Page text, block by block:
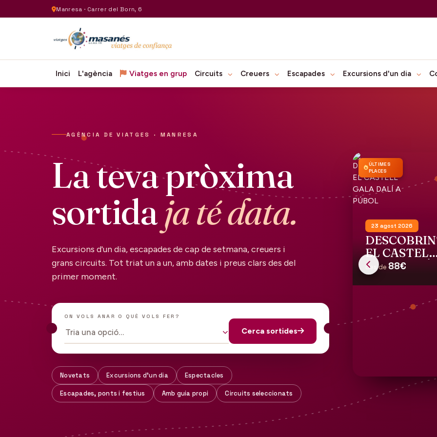
Manresa · Carrer del Born, 6
Inici L'agència Viatges en grup Circuits Creuers Escapades Excursions d'un dia
AGÈNCIA DE VIATGES · MANRESA
La teva pròxima
sortidaja té data.
Excursions d'un dia, escapades de cap de setmana, creuers i
grans circuits. Tot triat un a un, amb dates i preus clars des del
primer moment.
ON VOLS ANAR O QUÈ VOLS FER?
Tria una opció… Cerca sortides
Novetats Excursions d'un dia Espectacles
Escapades, ponts i festius Amb guia propi Circuits seleccionats
ÚLTIMES
PLACES
23 agost 2026
EL CASTELL
GALA DALÍ
PÚBOL
des de 88€